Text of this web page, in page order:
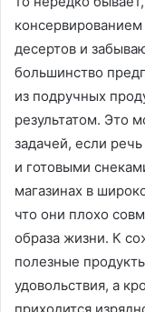
десертов и
большинство
из подручных
результатом. Это
задачей, если
и готовыми
магазинах в
что они плохо
образа жизни. К
полезные
удовольствия, а